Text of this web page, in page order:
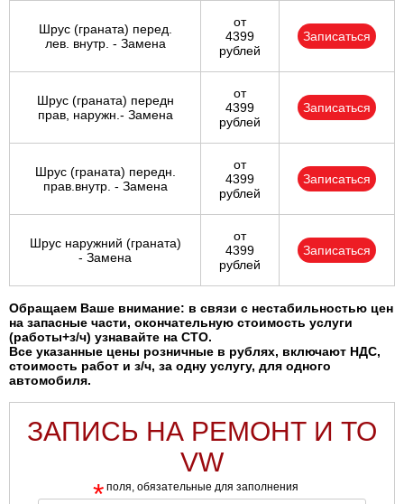
Шрус (граната) перед.
лев. внутр. - Замена
от
4399
рублей
Записаться
Шрус (граната) передн
прав, наружн.- Замена
от
4399
рублей
Записаться
Шрус (граната) передн.
прав.внутр. - Замена
от
4399
рублей
Записаться
Шрус наружний (граната)
- Замена
от
4399
рублей
Записаться
Обращаем Ваше внимание: в связи с нестабильностью цен
на запасные части, окончательную стоимость услуги
(работы+з/ч) узнавайте на СТО.
Все указанные цены розничные в рублях, включают НДС,
стоимость работ и з/ч, за одну услугу, для одного
автомобиля.
ЗАПИСЬ НА РЕМОНТ И ТО
VW
* поля, обязательные для заполнения